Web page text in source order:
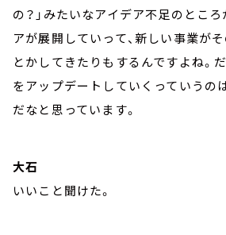
の？」みたいなアイデア不足のとこ
アが展開していって、新しい事業が
とかしてきたりもするんですよね。
をアップデートしていくっていうの
だなと思っています。
大石
いいこと聞けた。